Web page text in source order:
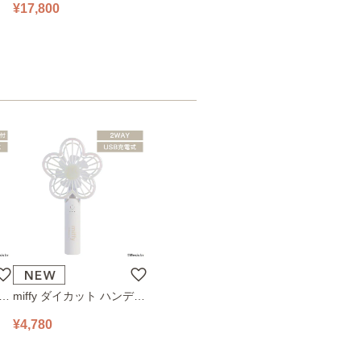
¥17,800
miffy ダイカット ハンディ
ホワイト
¥4,780